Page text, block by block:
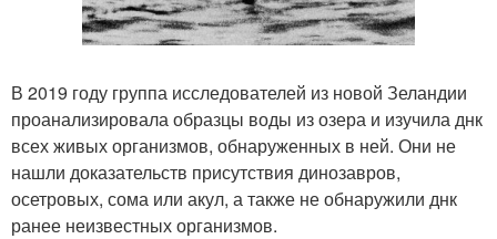
В 2019 году группа исследователей из новой Зеландии
проанализировала образцы воды из озера и изучила днк
всех живых организмов, обнаруженных в ней. Они не
нашли доказательств присутствия динозавров,
осетровых, сома или акул, а также не обнаружили днк
ранее неизвестных организмов.